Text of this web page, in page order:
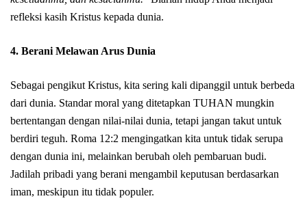
refleksi kasih Kristus kepada dunia.
4. Berani Melawan Arus Dunia
Sebagai pengikut Kristus, kita sering kali dipanggil untuk berbeda
dari dunia. Standar moral yang ditetapkan TUHAN mungkin
bertentangan dengan nilai-nilai dunia, tetapi jangan takut untuk
berdiri teguh. Roma 12:2 mengingatkan kita untuk tidak serupa
dengan dunia ini, melainkan berubah oleh pembaruan budi.
Jadilah pribadi yang berani mengambil keputusan berdasarkan
iman, meskipun itu tidak populer.